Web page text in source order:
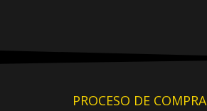
PROCESO DE COMPRA